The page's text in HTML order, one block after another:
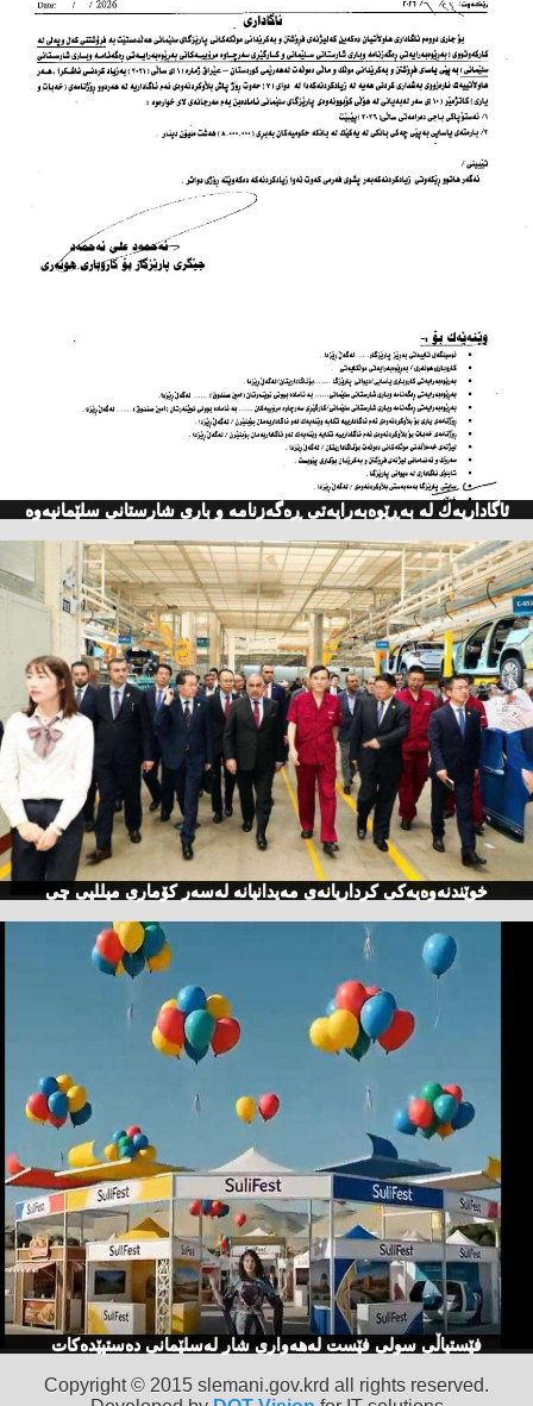
ئاگاداریه‌ك له‌ به‌ڕێوه‌به‌رایه‌تی ڕه‌گه‌زنامه‌ و باری شارستانی سلێمانیه‌وه‌
خوێندنەوەیەكی كرداریانەی مەیدانیانە لەسەر كۆماری میللیی چی
فێستیاڵی سولی فێست لەهەواری شار لەسلێمانی دەستپێدەكات
Copyright © 2015 slemani.gov.krd all rights reserved.